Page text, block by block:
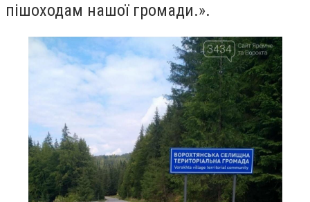
пішоходам нашої громади.».